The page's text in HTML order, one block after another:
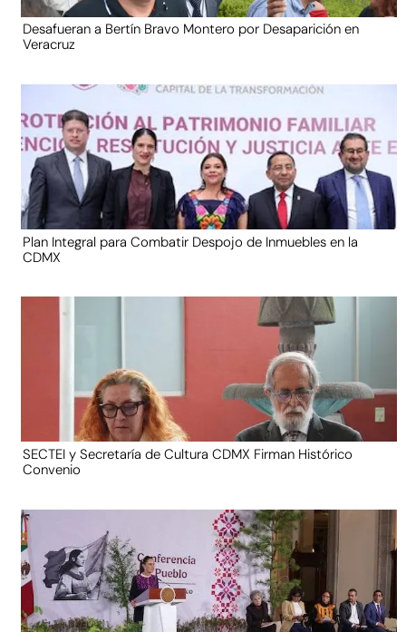
Desafueran a Bertín Bravo Montero por Desaparición en
Veracruz
Plan Integral para Combatir Despojo de Inmuebles en la
CDMX
SECTEI y Secretaría de Cultura CDMX Firman Histórico
Convenio